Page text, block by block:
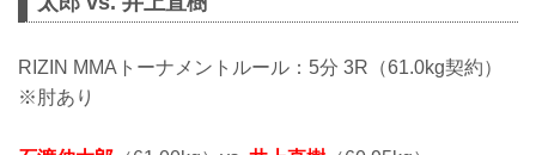
RIZIN MMAトーナメントルール：5分 3R（61.0kg契約）
※肘あり